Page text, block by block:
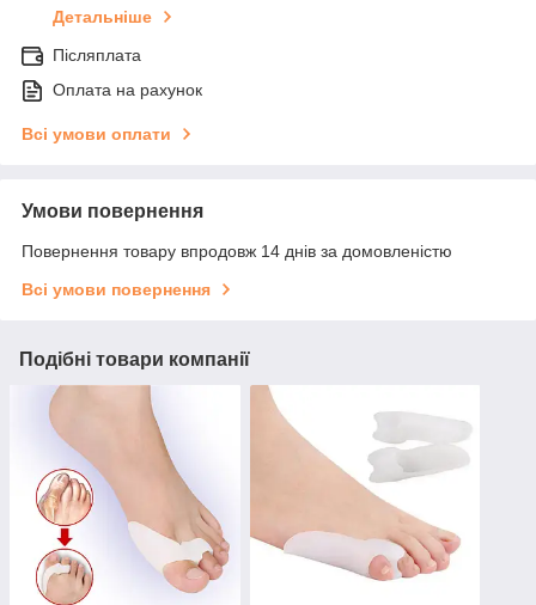
Детальніше
Післяплата
Оплата на рахунок
Всі умови оплати
Умови повернення
Повернення товару впродовж 14 днів за домовленістю
Всі умови повернення
Подібні товари компанії